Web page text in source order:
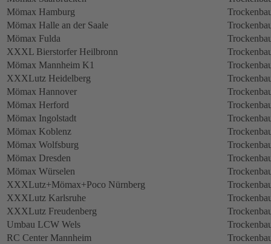
Mömax Hamburg
Mömax Halle an der Saale
Mömax Fulda
XXXL Bierstorfer Heilbronn
Mömax Mannheim K1
XXXLutz Heidelberg
Mömax Hannover
Mömax Herford
Mömax Ingolstadt
Mömax Koblenz
Mömax Wolfsburg
Mömax Dresden
Mömax Würselen
XXXLutz+Mömax+Poco Nürnberg
XXXLutz Karlsruhe
XXXLutz Freudenberg
Umbau LCW Wels
RC Center Mannheim